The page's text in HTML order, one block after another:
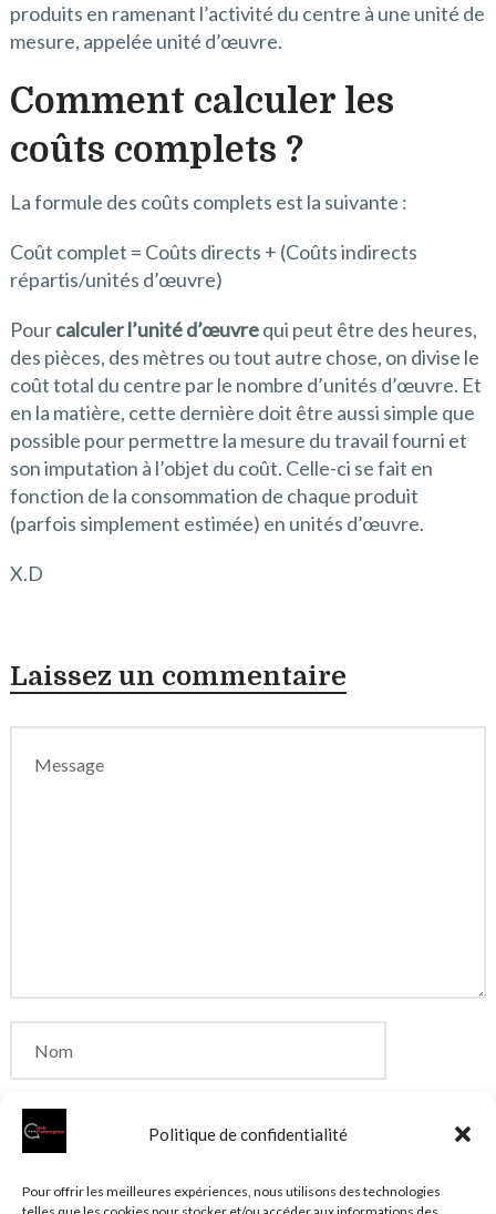
Politique de confidentialité
Pour offrir les meilleures expériences, nous utilisons des technologies
produits en ramenant l’activité du centre à une unité de
mesure, appelée unité d’œuvre.
Comment calculer les
coûts complets ?
La formule des coûts complets est la suivante :
Coût complet = Coûts directs + (Coûts indirects
répartis/unités d’œuvre)
Pourcalculer l’unité d’œuvrequi peut être des heures,
des pièces, des mètres ou tout autre chose, on divise le
coût total du centre par le nombre d’unités d’œuvre. Et
en la matière, cette dernière doit être aussi simple que
possible pour permettre la mesure du travail fourni et
son imputation à l’objet du coût. Celle-ci se fait en
fonction de la consommation de chaque produit
(parfois simplement estimée) en unités d’œuvre.
X.D
Laissez un commentaire
Enregistrer mon nom, mon e-mail et mon site dans